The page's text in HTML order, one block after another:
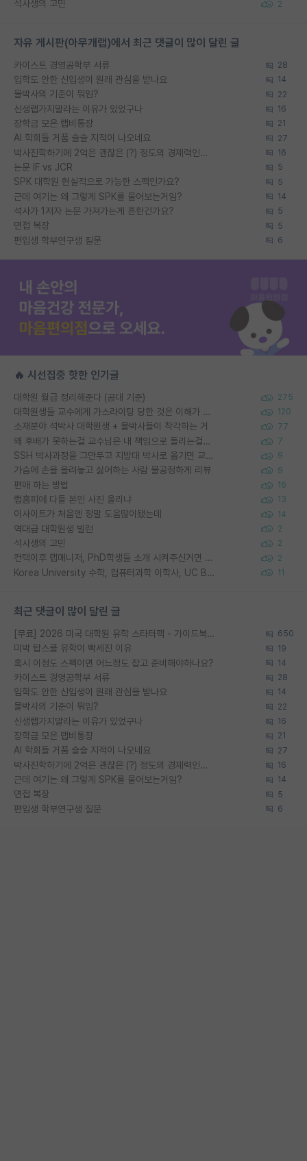
석사생의 고민 2
자유 게시판(아무개랩)에서 최근 댓글이 많이 달린 글
카이스트 경영공학부 서류 28
입학도 안한 신입생이 원래 관심을 받나요 14
물박사의 기준이 뭐임? 22
신생랩가지말라는 이유가 있었구나 16
장학금 모은 랩비통장 21
AI 학회들 거품 슬슬 지적이 나오네요 27
박사진학하기에 2억은 괜찮은 (?) 정도의 경제력인가요 16
논문 IF vs JCR 5
SPK 대학원 현실적으로 가능한 스펙인가요? 5
근데 여기는 왜 그렇게 SPK를 물어보는거임? 14
석사가 1저자 논문 가져가는게 흔한건가요? 5
면접 복장 5
편입생 학부연구생 질문 6
🔥 시선집중 핫한 인기글
대학원 월급 정리해준다 (공대 기준) 275
대학원생들 교수에게 가스라이팅 당한 것은 이해가 갑니다. 안타깝네요. 120
소재분야 석박사 대학원생 + 물박사들이 착각하는 거 77
왜 후배가 못하는걸 교수님은 내 책임으로 돌리는걸까요? 7
SSH 박사과정을 그만두고 지방대 박사로 옮기면 교수의 꿈은 끝일까요? 9
가슴에 손을 올려놓고 싫어하는 사람 불공정하게 리뷰 9
편애 하는 방법 16
랩홈피에 다들 본인 사진 올리냐 13
이사이트가 처음엔 정말 도움많이됐는데 14
역대급 대학원생 빌런 2
석사생의 고민 2
컨택이후 랩매니저, PhD학생들 소개 시켜주신거면 거의 컨펌에 가깝나요? 2
Korea University 수학, 컴퓨터과학 이학사, UC Berkeley 산업공학 대학원 공학박사가 되는 것은 쉽지 않겠죠? 11
최근 댓글이 많이 달린 글
[무료] 2026 미국 대학원 유학 스타터팩 - 가이드북 & 합격자 컨택메일 템플릿 650
미박 탑스쿨 유학이 빡세진 이유 19
혹시 이정도 스펙이면 어느정도 잡고 준비해야하나요? 14
카이스트 경영공학부 서류 28
입학도 안한 신입생이 원래 관심을 받나요 14
물박사의 기준이 뭐임? 22
신생랩가지말라는 이유가 있었구나 16
장학금 모은 랩비통장 21
AI 학회들 거품 슬슬 지적이 나오네요 27
박사진학하기에 2억은 괜찮은 (?) 정도의 경제력인가요 16
근데 여기는 왜 그렇게 SPK를 물어보는거임? 14
면접 복장 5
편입생 학부연구생 질문 6